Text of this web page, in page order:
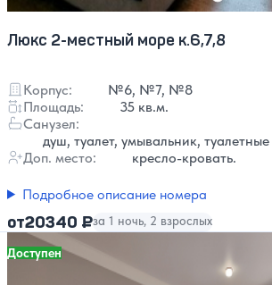
Люкс 2-местный море к.6,7,8
Корпус:
№6, №7, №8
Площадь:
35 кв.м.
Санузел:
душ, туалет, умывальник,
Доп. место:
кресло-кровать.
Подробное описание номера
от20340 ₽за 1 ночь, 2 взрослых
Доступен